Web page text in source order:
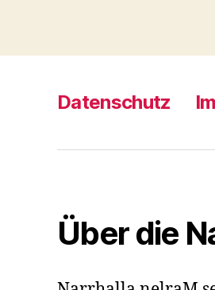
Datenschutz
Über die